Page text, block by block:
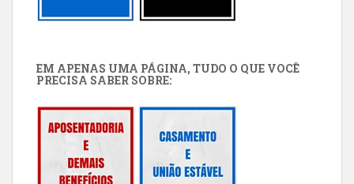
EM APENAS UMA PÁGINA, TUDO O QUE VOCÊ
PRECISA SABER SOBRE: